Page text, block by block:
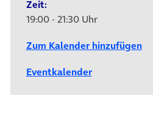
Zeit:
19:00 - 21:30 Uhr
Zum Kalender hinzufügen
Eventkalender